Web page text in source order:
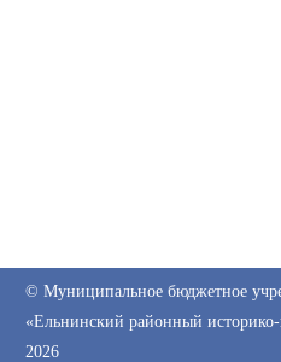
© Муниципальное бюджетное
«Ельнинский районный историко-
2026